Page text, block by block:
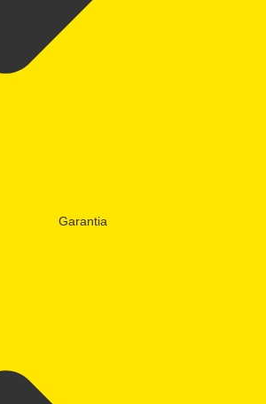
Garantia